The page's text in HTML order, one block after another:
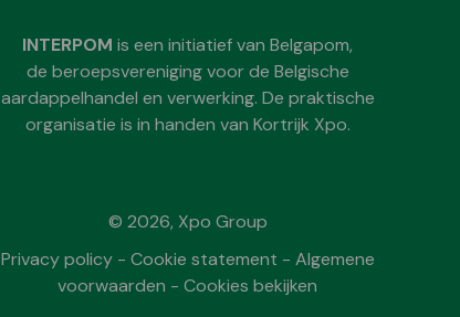
INTERPOMis een initiatief van Belgapom,
de beroepsvereniging voor de Belgische
aardappelhandel en verwerking. De praktische
organisatie is in handen van Kortrijk Xpo.
© 2026, Xpo Group
Privacy policy- Cookie statement - Algemene
voorwaarden -Cookies bekijken